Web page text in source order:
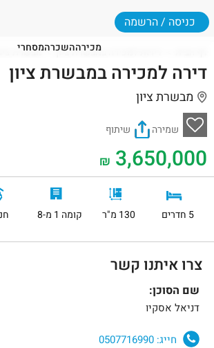
מכירההשכרהמסחרי
כניסה / הרשמה
דירות למכירה במבשרת ציון מבשרת ציון
דירה למכירה במבשרת ציון
מבשרת ציון
שמירה שיתוף
3,650,000
₪
5 חדרים 130 מ"ר קומה 1 מ-8
צרו איתנו קשר
שם הסוכן:
דניאל אסקיו
חייג: